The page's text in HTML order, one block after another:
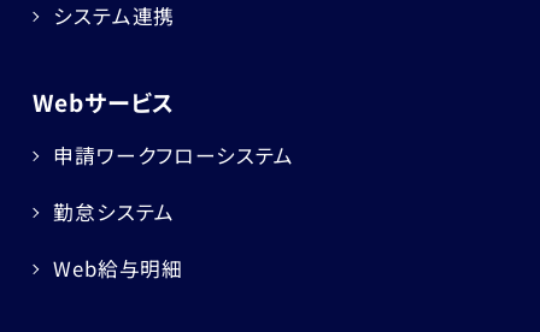
システム連携
Webサービス
申請ワークフローシステム
勤怠システム
Web給与明細